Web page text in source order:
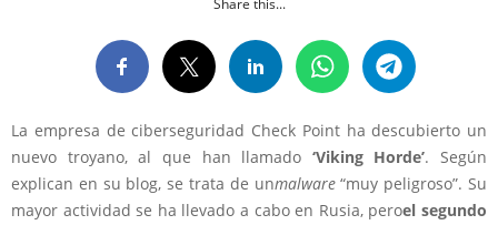
Share this...
La empresa de ciberseguridad Check Point ha descubierto un
nuevo troyano, al que han llamado ‘Viking Horde’. Según
explican en su blog, se trata de unmalware“muy peligroso”. Su
mayor actividad se ha llevado a cabo en Rusia, peroel segundo